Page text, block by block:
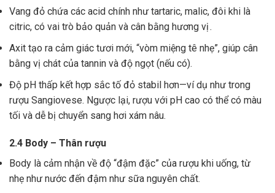
Vang đỏ chứa các acid chính như tartaric, malic, đôi khi là
citric, có vai trò bảo quản và cân bằng hương vị .
Axit tạo ra cảm giác tươi mới, “vòm miệng tê nhẹ”, giúp cân
bằng vị chát của tannin và độ ngọt (nếu có).
Độ pH thấp kết hợp sắc tố đỏ stabil hơn—ví dụ như trong
rượu Sangiovese. Ngược lại, rượu với pH cao có thể có màu
tối và dễ bị chuyển sang hơi xám nâu.
2.4 Body – Thân rượu
Body là cảm nhận về độ “đậm đặc” của rượu khi uống, từ
nhẹ như nước đến đậm như sữa nguyên chất.